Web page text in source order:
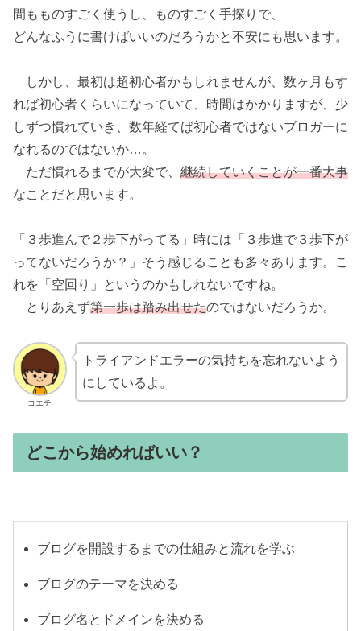
間もものすごく使うし、ものすごく手探りで、
どんなふうに書けばいいのだろうかと不安にも思います。
しかし、最初は超初心者かもしれませんが、数ヶ月もす
れば初心者くらいになっていて、時間はかかりますが、少
しずつ慣れていき、数年経てば初心者ではないブロガーに
なれるのではないか…。
ただ慣れるまでが大変で、 継続していくことが一番大事
なことだと思います。
「３歩進んで２歩下がってる」時には「３歩進で３歩下が
ってないだろうか？」そう感じることも多々あります。こ
れを「空回り」というのかもしれないですね。
とりあえず第一歩は踏み出せたのではないだろうか。
コエチ
トライアンドエラーの気持ちを忘れないよう
にしているよ。
どこから始めればいい？
ブログを開設するまでの仕組みと流れを学ぶ
ブログのテーマを決める
ブログ名とドメインを決める